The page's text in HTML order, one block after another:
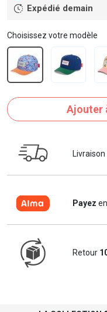
Expédié demain
Choisissez votre modèle
Ajouter
Livraison
Payez en
Retour